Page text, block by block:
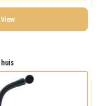
huis